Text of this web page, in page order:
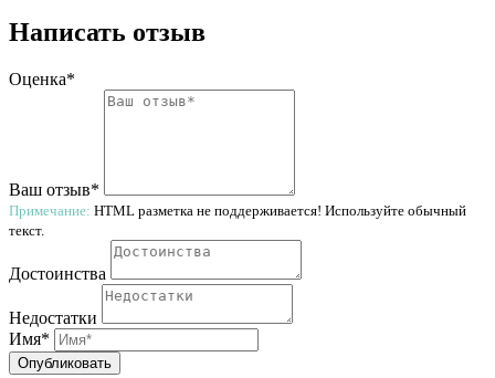
Написать отзыв
Оценка*
Ваш отзыв*
Примечание: HTML разметка не поддерживается! Используйте обычный
текст.
Достоинства
Недостатки
Имя*
Опубликовать